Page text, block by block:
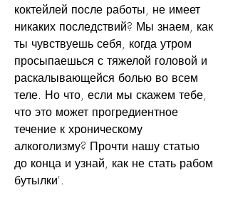
коктейлей после работы, не имеет
никаких последствий? Мы знаем, как
ты чувствуешь себя, когда утром
просыпаешься с тяжелой головой и
раскалывающейся болью во всем
теле. Но что, если мы скажем тебе,
что это может прогредиентное
течение к хроническому
алкоголизму? Прочти нашу статью
до конца и узнай, как не стать рабом
бутылки'.